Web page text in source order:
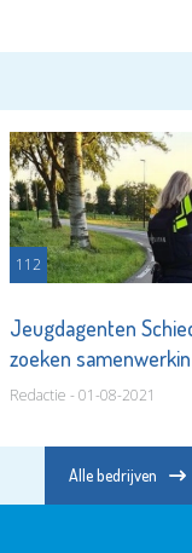
112
Jeugdagenten
zoeken
Redactie - 01-08-2021
Alle bedrijven